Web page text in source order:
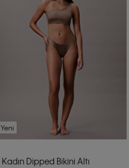
Yeni
Kadın Dipped Bikini Altı